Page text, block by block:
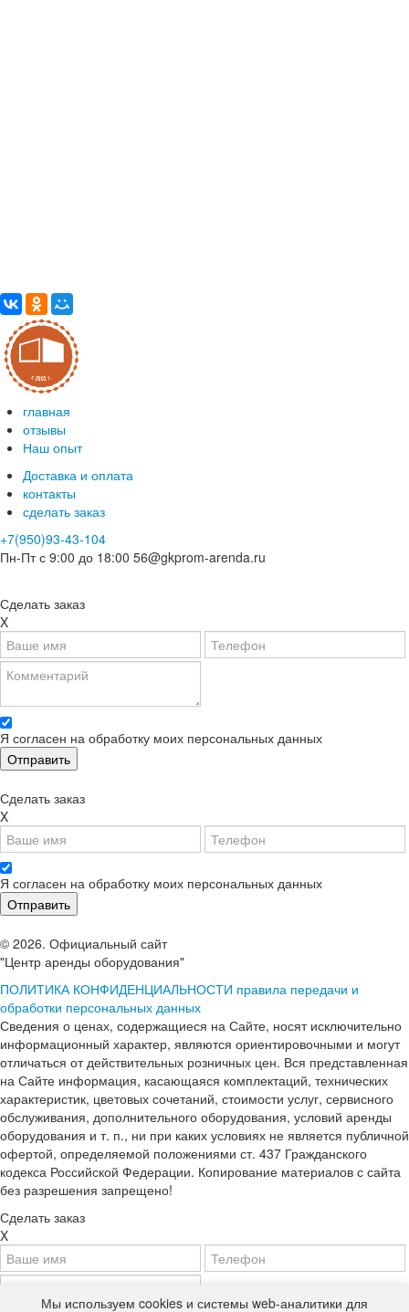
главная
отзывы
Наш опыт
Доставка и оплата
контакты
сделать заказ
+7(950)93-43-104
Пн-Пт с 9:00 до 18:00 56@gkprom-arenda.ru
Сделать заказ
X
Я согласен на обработку моих персональных данных
Сделать заказ
X
Я согласен на обработку моих персональных данных
© 2026. Официальный сайт
"Центр аренды оборудования"
ПОЛИТИКА КОНФИДЕНЦИАЛЬНОСТИ правила передачи и
обработки персональных данных
Сведения о ценах, содержащиеся на Сайте, носят исключительно
информационный характер, являются ориентировочными и могут
отличаться от действительных розничных цен. Вся представленная
на Сайте информация, касающаяся комплектаций, технических
характеристик, цветовых сочетаний, стоимости услуг, сервисного
обслуживания, дополнительного оборудования, условий аренды
оборудования и т. п., ни при каких условиях не является публичной
офертой, определяемой положениями ст. 437 Гражданского
кодекса Российской Федерации. Копирование материалов с сайта
без разрешения запрещено!
Сделать заказ
X
Мы используем cookies и системы web-аналитики для